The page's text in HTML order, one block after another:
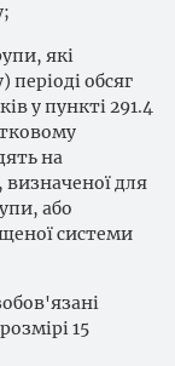
які
обсяг
у пункті 291.4
на
визначеної для
або
системи
15